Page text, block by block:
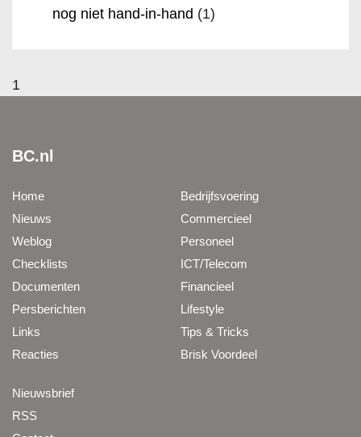
nog niet hand-in-hand (1)
1
BC.nl
Home
Nieuws
Weblog
Checklists
Documenten
Persberichten
Links
Reacties
Bedrijfsvoering
Commercieel
Personeel
ICT/Telecom
Financieel
Lifestyle
Tips & Tricks
Brisk Voordeel
Nieuwsbrief
RSS